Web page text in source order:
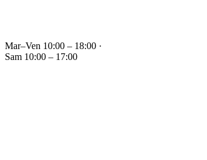
Mar–Ven 10:00 – 18:00 ·
Sam 10:00 – 17:00